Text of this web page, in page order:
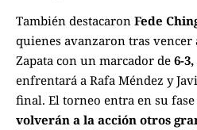
También destacaron Fede
quienes avanzaron tras vencer
Zapata con un marcador de 6-3,
enfrentará a Rafa Méndez y
final. El torneo entra en su
volverán a la acción otros